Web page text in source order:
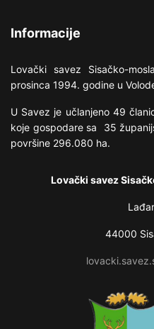
Informacije
Lovački savez Sisačko-
prosinca 1994. godine u
U Savez je učlanjeno 49
koje gospodare sa 35
površine 296.080 ha.
Lovački savez
44000